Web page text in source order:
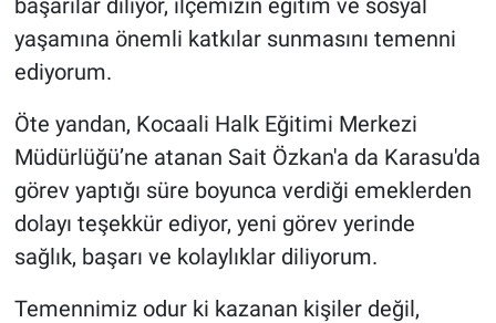
başarılar diliyor, ilçemizin eğitim ve sosyal
yaşamına önemli katkılar sunmasını temenni
ediyorum.
Öte yandan, Kocaali Halk Eğitimi Merkezi
Müdürlüğü’ne atanan Sait Özkan'a da Karasu'da
görev yaptığı süre boyunca verdiği emeklerden
dolayı teşekkür ediyor, yeni görev yerinde
sağlık, başarı ve kolaylıklar diliyorum.
Temennimiz odur ki kazanan kişiler değil,